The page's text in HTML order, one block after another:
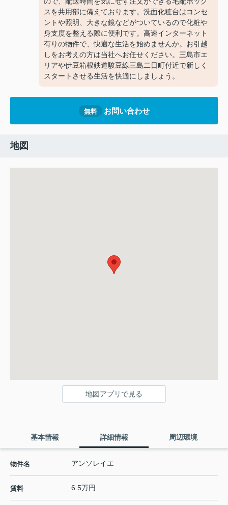
スを共用部に備えております。洗面化粧台はコンセ
ントや照明、大きな鏡などがついているので化粧や
身支度を整える際に便利です。高速インターネット
有りの物件で、快適な生活を始めませんか。お引越
しをお考えの方は当社へお任せください。三島市エ
リアや伊豆箱根鉄道駿豆線三島二日町付近で新しく
スタートさせる生活を快適にしましょう。
無料 お問い合わせ
地図
地図アプリで見る
基本情報 詳細情報 周辺環境
物件名 アンソレイエ
賃料 6.5万円